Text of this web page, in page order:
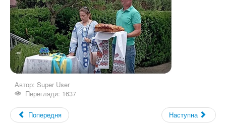
Автор: Super User
Перегляди: 1637
Попередня Наступна